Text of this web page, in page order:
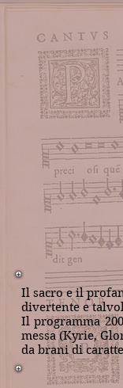
Il sacro e il
divertente e
Il programma
messa (Kyrie,
da brani di